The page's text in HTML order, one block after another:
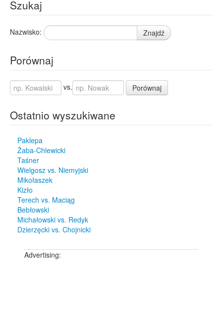
Szukaj
Nazwisko: Znajdź
Porównaj
vs. Porównaj
Ostatnio wyszukiwane
Paklepa
Żaba-Chlewicki
Taśner
Wielgosz vs. Niemyjski
Mikołaszek
Kizło
Terech vs. Maciąg
Bebłowski
Michałowski vs. Redyk
Dzierzęcki vs. Chojnicki
Advertising: